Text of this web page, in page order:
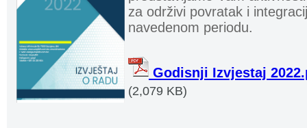
za održivi povratak i
navedenom periodu.
Godisnji Izvjestaj
(2,079 KB)